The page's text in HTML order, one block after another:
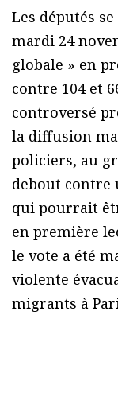
Les députés
mardi 24
globale » en
contre 104 et
controversé
la diffusion
policiers, au
debout contre
qui pourrait
en première
le vote a été
violente
migrants à